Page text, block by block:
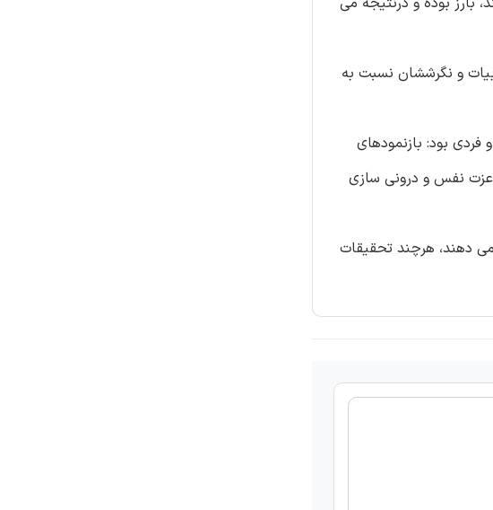
تجربیات و نگرششان نسبت به
بود: بازنمودهای
عزت نفس و درونی سازی
می دهند، هرچند تحقیقات